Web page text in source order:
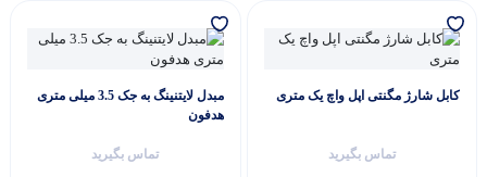
کابل شارژ مگنتی اپل واچ یک متری
تماس بگیرید
مبدل لایتنینگ به جک 3.5 میلی متری
هدفون
تماس بگیرید